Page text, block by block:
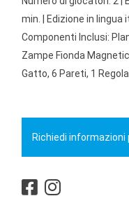
min. | Edizione in lingua
Componenti Inclusi:
Zampe Fionda
Gatto, 6 Pareti, 1
Richiedi